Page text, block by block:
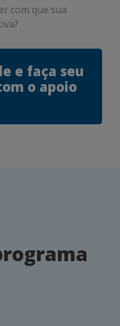
com que sua
e faça seu
o apoio